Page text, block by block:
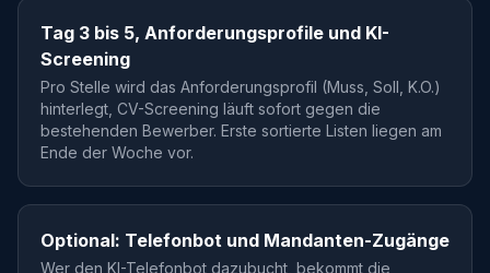
Tag 3 bis 5, Anforderungsprofile und KI-
Screening
Pro Stelle wird das Anforderungsprofil (Muss, Soll, K.O.)
hinterlegt, CV-Screening läuft sofort gegen die
bestehenden Bewerber. Erste sortierte Listen liegen am
Ende der Woche vor.
Optional: Telefonbot und Mandanten-Zugänge
Wer den KI-Telefonbot dazubucht, bekommt die